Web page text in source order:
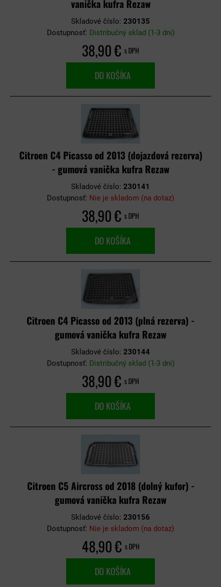
vanička kufra Rezaw
Skladové číslo: 230135
Dostupnosť: Distribučný sklad (1-3 dni)
38,90 € s DPH
DO KOŠÍKA
Citroen C4 Picasso od 2013 (dojazdová rezerva)
- gumová vanička kufra Rezaw
Skladové číslo: 230141
Dostupnosť: Nie je skladom (na dotaz)
38,90 € s DPH
DO KOŠÍKA
Citroen C4 Picasso od 2013 (plná rezerva) -
gumová vanička kufra Rezaw
Skladové číslo: 230144
Dostupnosť: Distribučný sklad (1-3 dni)
38,90 € s DPH
DO KOŠÍKA
Citroen C5 Aircross od 2018 (dolný kufor) -
gumová vanička kufra Rezaw
Skladové číslo: 230156
Dostupnosť: Nie je skladom (na dotaz)
48,90 € s DPH
DO KOŠÍKA